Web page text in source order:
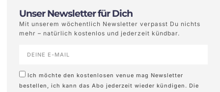
Unser Newsletter für Dich
Mit unserem wöchentlich Newsletter verpasst Du nichts
mehr – natürlich kostenlos und jederzeit kündbar.
Ich möchte den kostenlosen venue mag Newsletter
bestellen, ich kann das Abo jederzeit wieder kündigen. Die